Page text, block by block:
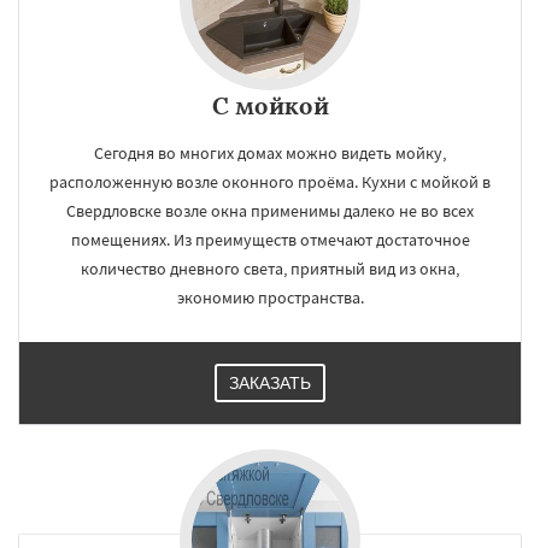
С мойкой
Сегодня во многих домах можно видеть мойку,
расположенную возле оконного проёма. Кухни с мойкой в
Свердловске возле окна применимы далеко не во всех
помещениях. Из преимуществ отмечают достаточное
количество дневного света, приятный вид из окна,
экономию пространства.
ЗАКАЗАТЬ